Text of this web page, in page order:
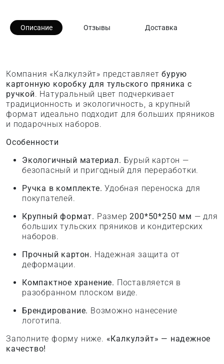
Описание Отзывы Доставка
Компания «Калкулэйт» представляетбурую
картонную коробку для тульского пряника с
ручкой. Натуральный цвет подчеркивает
традиционность и экологичность, а крупный
формат идеально подходит для больших пряников
и подарочных наборов.
Особенности
Экологичный материал. Бурый картон —
безопасный и пригодный для переработки.
Ручка в комплекте. Удобная переноска для
покупателей.
Крупный формат. Размер200*50*250 мм — для
больших тульских пряников и кондитерских
наборов.
Прочный картон. Надежная защита от
деформации.
Компактное хранение. Поставляется в
разобранном плоском виде.
Брендирование. Возможно нанесение
логотипа.
Заполните форму ниже. «Калкулэйт» — надежное
качество!